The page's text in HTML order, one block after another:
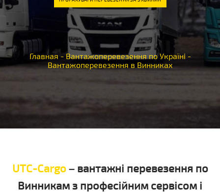
Главная - Вантажоперевезення по Україні -
Вантажоперевезення в Винниках
UTC-Cargo– вантажні перевезення по
Винникам з професійним сервісом і